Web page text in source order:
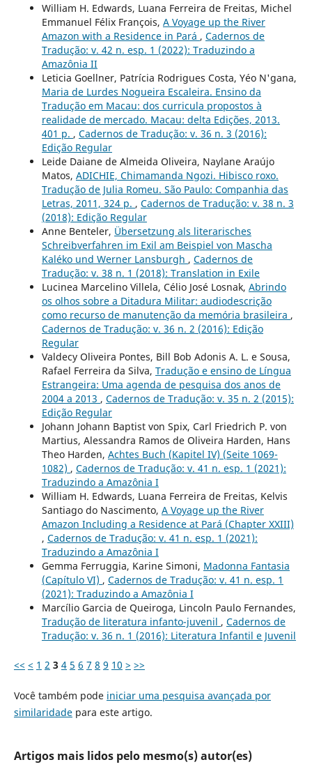
William H. Edwards, Luana Ferreira de Freitas, Michel
Emmanuel Félix François, A Voyage up the River
Amazon with a Residence in Pará , Cadernos de
Tradução: v. 42 n. esp. 1 (2022): Traduzindo a
Amazônia II
Leticia Goellner, Patrícia Rodrigues Costa, Yéo N'gana,
Maria de Lurdes Nogueira Escaleira. Ensino da
Tradução em Macau: dos curricula propostos à
realidade de mercado. Macau: delta Edições, 2013.
401 p. , Cadernos de Tradução: v. 36 n. 3 (2016):
Edição Regular
Leide Daiane de Almeida Oliveira, Naylane Araújo
Matos, ADICHIE, Chimamanda Ngozi. Hibisco roxo.
Tradução de Julia Romeu. São Paulo: Companhia das
Letras, 2011, 324 p. , Cadernos de Tradução: v. 38 n. 3
(2018): Edição Regular
Anne Benteler, Übersetzung als literarisches
Schreibverfahren im Exil am Beispiel von Mascha
Kaléko und Werner Lansburgh , Cadernos de
Tradução: v. 38 n. 1 (2018): Translation in Exile
Lucinea Marcelino Villela, Célio José Losnak, Abrindo
os olhos sobre a Ditadura Militar: audiodescrição
como recurso de manutenção da memória brasileira ,
Cadernos de Tradução: v. 36 n. 2 (2016): Edição
Regular
Valdecy Oliveira Pontes, Bill Bob Adonis A. L. e Sousa,
Rafael Ferreira da Silva, Tradução e ensino de Língua
Estrangeira: Uma agenda de pesquisa dos anos de
2004 a 2013 , Cadernos de Tradução: v. 35 n. 2 (2015):
Edição Regular
Johann Johann Baptist von Spix, Carl Friedrich P. von
Martius, Alessandra Ramos de Oliveira Harden, Hans
Theo Harden, Achtes Buch (Kapitel IV) (Seite 1069-
1082) , Cadernos de Tradução: v. 41 n. esp. 1 (2021):
Traduzindo a Amazônia I
William H. Edwards, Luana Ferreira de Freitas, Kelvis
Santiago do Nascimento, A Voyage up the River
Amazon Including a Residence at Pará (Chapter XXIII)
, Cadernos de Tradução: v. 41 n. esp. 1 (2021):
Traduzindo a Amazônia I
Gemma Ferruggia, Karine Simoni, Madonna Fantasia
(Capítulo VI) , Cadernos de Tradução: v. 41 n. esp. 1
(2021): Traduzindo a Amazônia I
Marcílio Garcia de Queiroga, Lincoln Paulo Fernandes,
Tradução de literatura infanto-juvenil , Cadernos de
Tradução: v. 36 n. 1 (2016): Literatura Infantil e Juvenil
<< < 1 2 3 4 5 6 7 8 9 10 > >>
Você também pode iniciar uma pesquisa avançada por
similaridadepara este artigo.
Artigos mais lidos pelo mesmo(s) autor(es)